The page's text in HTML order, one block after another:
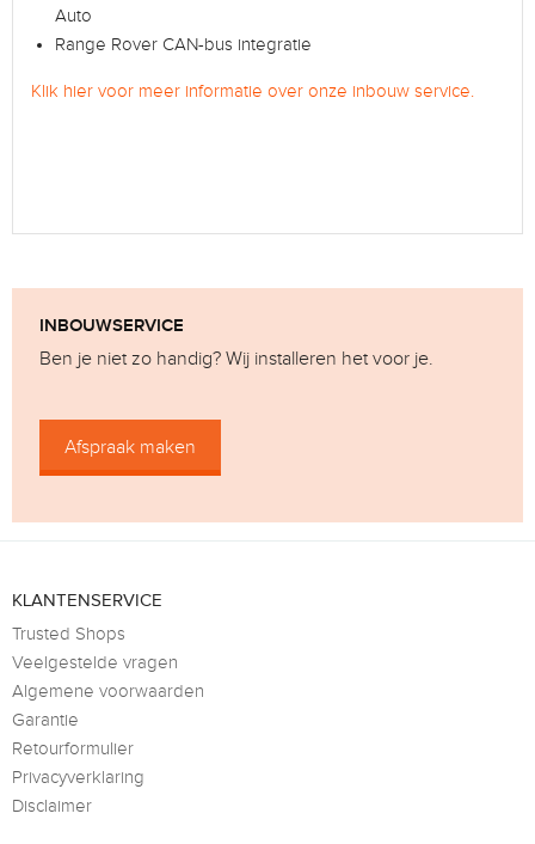
Auto
Range Rover CAN-bus integratie
Klik hier voor meer informatie over onze inbouw service.
INBOUWSERVICE
Ben je niet zo handig? Wij installeren het voor je.
Afspraak maken
KLANTENSERVICE
Trusted Shops
Veelgestelde vragen
Algemene voorwaarden
Garantie
Retourformulier
Privacyverklaring
Disclaimer